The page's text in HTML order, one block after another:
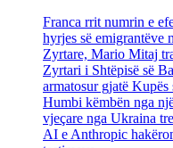
Franca rrit numrin e
hyrjes së emigrantëve
Zyrtare, Mario Mitaj
Zyrtari i Shtëpisë së
armatosur gjatë Kupës
Humbi këmbën nga
vjeçare nga Ukraina
AI e Anthropic